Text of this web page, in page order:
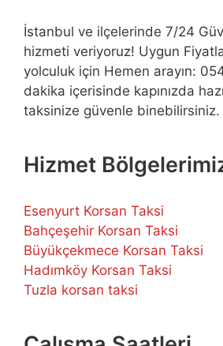
İstanbul ve ilçelerinde 7/24
hizmeti veriyoruz! Uygun
yolculuk için Hemen arayın:
dakika içerisinde kapınızda
taksinize güvenle binebilirsiniz.
Hizmet
Esenyurt Korsan Taksi
Bahçeşehir Korsan Taksi
Büyükçekmece Korsan Taksi
Hadımköy Korsan Taksi
Tuzla korsan taksi